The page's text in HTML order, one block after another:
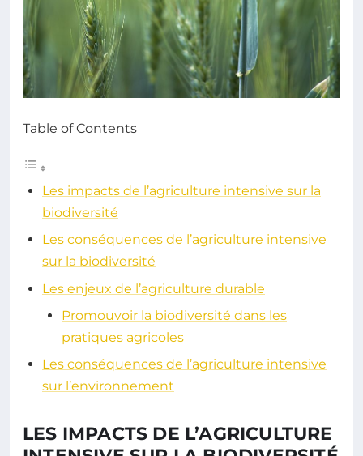
Table of Contents
Les impacts de l’agriculture intensive sur la
biodiversité
Les conséquences de l’agriculture intensive
sur la biodiversité
Les enjeux de l’agriculture durable
Promouvoir la biodiversité dans les
pratiques agricoles
Les conséquences de l’agriculture intensive
sur l’environnement
LES IMPACTS DE L’AGRICULTURE